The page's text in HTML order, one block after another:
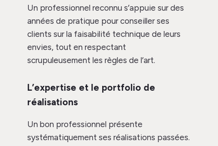
Un professionnel reconnu s’appuie sur des
années de pratique pour conseiller ses
clients sur la faisabilité technique de leurs
envies, tout en respectant
scrupuleusement les règles de l’art.
L’expertise et le portfolio de
réalisations
Un bon professionnel présente
systématiquement ses réalisations passées.